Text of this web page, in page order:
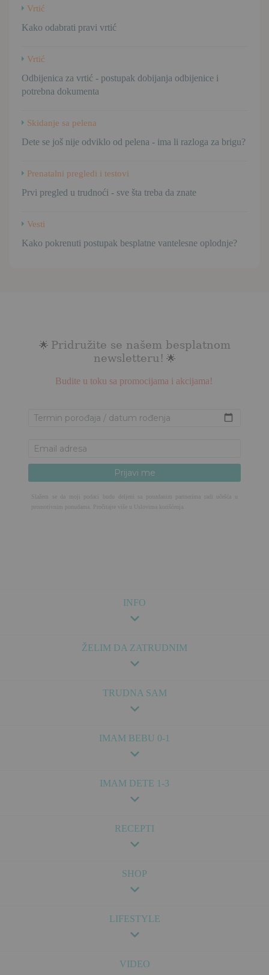
Vrtić
Kako odabrati pravi vrtić
Vrtić
Odbijenica za vrtić - postupak dobijanja odbijenice i
potrebna dokumenta
Skidanje sa pelena
Dete se još nije odviklo od pelena - ima li razloga za brigu?
Prenatalni pregledi i testovi
Prvi pregled u trudnoći - sve šta treba da znate
Vesti
Kako pokrenuti postupak besplatne vantelesne oplodnje?
INFO
ŽELIM DA ZATRUDNIM
TRUDNA SAM
IMAM BEBU 0-1
IMAM DETE 1-3
RECEPTI
SHOP
LIFESTYLE
VIDEO
🌟 Pridružite se našem besplatnom
newsletteru! 🌟
Budite u toku sa promocijama i akcijama!
Slažem se da moji podaci budu deljeni sa pouzdanim partnerima radi učešća u
promotivnim ponudama. Pročitajte više u Uslovima korišćenja